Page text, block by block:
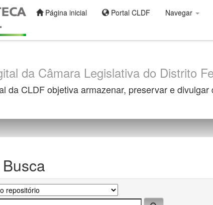
Página inicial Portal CLDF Navegar
da Câmara Legislativa do Distrito
da CLDF objetiva armazenar, preservar e